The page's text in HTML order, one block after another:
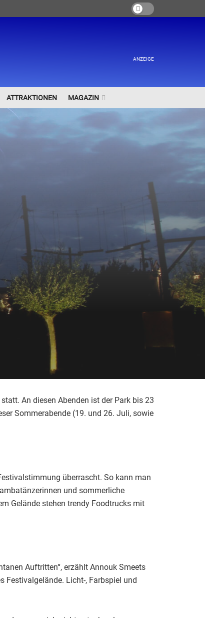
ANZEIGE
ATTRAKTIONEN MAGAZIN
An diesen Abenden ist der Park bis 23
Sommerabende (19. und 26. Juli, sowie
überrascht. So kann man
und sommerliche
Gelände stehen trendy Foodtrucks mit
Auftritten“, erzählt Annouk Smeets
Festivalgelände. Licht-, Farbspiel und